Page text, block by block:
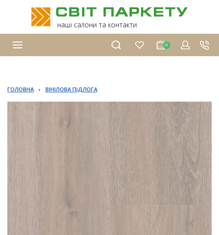
наші салони та контакти
0
ГОЛОВНА › ВІНІЛОВА ПІДЛОГА